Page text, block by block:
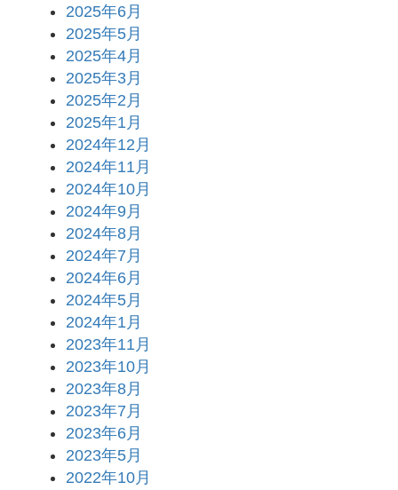
2025年6月
2025年5月
2025年4月
2025年3月
2025年2月
2025年1月
2024年12月
2024年11月
2024年10月
2024年9月
2024年8月
2024年7月
2024年6月
2024年5月
2024年1月
2023年11月
2023年10月
2023年8月
2023年7月
2023年6月
2023年5月
2022年10月